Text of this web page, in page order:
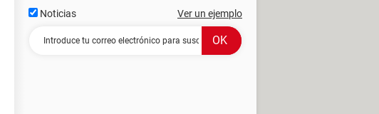
Noticias Ver un ejemplo